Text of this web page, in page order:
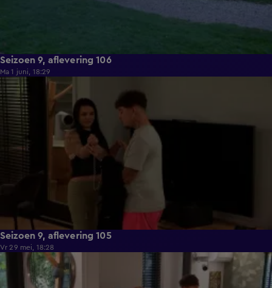
Seizoen 9, aflevering 106
Ma 1 juni, 18:29
22:23
Seizoen 9, aflevering 105
Vr 29 mei, 18:28